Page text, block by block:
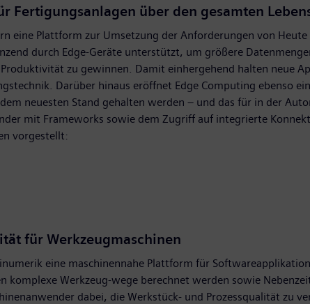
über den gesamten
eine Plattform zur Umsetzung der Anforderungen von
durch Edge-Geräte unterstützt, um größere
zu gewinnen. Damit einhergehend halten neue
Darüber hinaus eröffnet Edge Computing ebenso
neuesten Stand gehalten werden – und das für in der
mit Frameworks sowie dem Zugriff auf integrierte
vorgestellt:
für Werkzeugmaschinen
eine maschinennahe Plattform für
komplexe Werkzeug-wege berechnet werden sowie
dabei, die Werkstück- und Prozessqualität zu